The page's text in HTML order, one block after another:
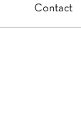
Contact